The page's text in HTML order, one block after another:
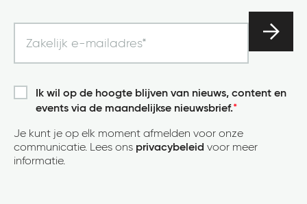
Ik wil op de hoogte blijven van nieuws, content en
events via de maandelijkse nieuwsbrief.*
Je kunt je op elk moment afmelden voor onze
communicatie. Lees ons privacybeleid voor meer
informatie.